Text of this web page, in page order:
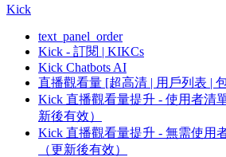
Kick
text_panel_order
Kick - 訂閱 | KIKCs
Kick Chatbots AI
直播觀看量 [超高清 | 用戶列表 |
Kick 直播觀看量提升 - 使用者清
新後有效）
Kick 直播觀看量提升 - 無需使用
（更新後有效）